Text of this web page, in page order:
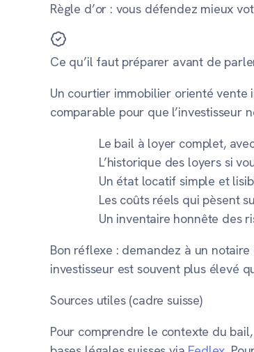
Règle d’or : vous défendez mieux
Ce qu’il faut préparer avant de
Un courtier immobilier orienté vente
comparable pour que l’investisseur
Le bail à loyer complet,
L’historique des loyers si
Un état locatif simple et
Les coûts réels qui pèsent
Un inventaire honnête des
Bon réflexe : demandez à un
investisseur est souvent plus élevé
Sources utiles (cadre suisse)
Pour comprendre le contexte du